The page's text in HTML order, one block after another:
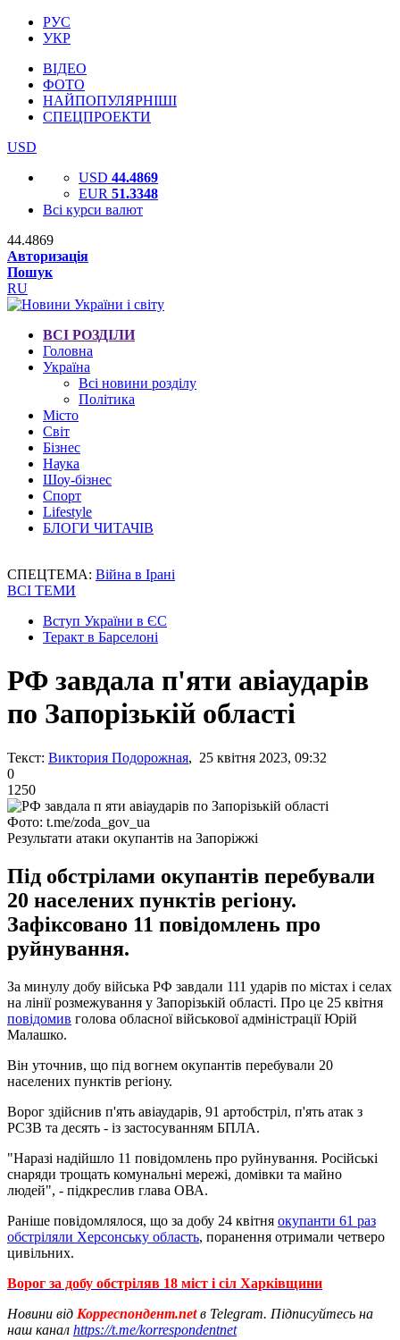
РУС
УКР
ВІДЕО
ФОТО
НАЙПОПУЛЯРНІШІ
СПЕЦПРОЕКТИ
USD
USD 44.4869
EUR 51.3348
Всі курси валют
44.4869
Авторизація
Пошук
RU
ВСІ РОЗДІЛИ
Головна
Україна
Всі новини розділу
Політика
Місто
Світ
Бізнес
Наука
Шоу-бізнес
Спорт
Lifestyle
БЛОГИ ЧИТАЧІВ
СПЕЦТЕМА: Війна в Ірані
ВСІ ТЕМИ
Вступ України в ЄС
Теракт в Барселоні
РФ завдала п'яти авіаударів
по Запорізькій області
Текст: Виктория Подорожная, 25 квітня 2023, 09:32
0
1250
Фото: t.me/zoda_gov_ua
Результати атаки окупантів на Запоріжжі
Під обстрілами окупантів перебували
20 населених пунктів регіону.
Зафіксовано 11 повідомлень про
руйнування.
За минулу добу війська РФ завдали 111 ударів по містах і селах
на лінії розмежування у Запорізькій області. Про це 25 квітня
повідомив голова обласної військової адміністрації Юрій
Малашко.
Він уточнив, що під вогнем окупантів перебували 20
населених пунктів регіону.
Ворог здійснив п'ять авіаударів, 91 артобстріл, п'ять атак з
РСЗВ та десять - із застосуванням БПЛА.
"Наразі надійшло 11 повідомлень про руйнування. Російські
снаряди трощать комунальні мережі, домівки та майно
людей", - підкреслив глава ОВА.
Раніше повідомлялося, що за добу 24 квітня окупанти 61 раз
обстріляли Херсонську область, поранення отримали четверо
цивільних.
Ворог за добу обстріляв 18 міст і сіл Харківщини
Новини від Корреспондент.netв Telegram. Підписуйтесь на
наш канал https://t.me/korrespondentnet